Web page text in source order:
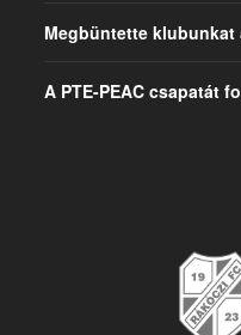
Megbüntette klubunkat
A PTE-PEAC csapatát